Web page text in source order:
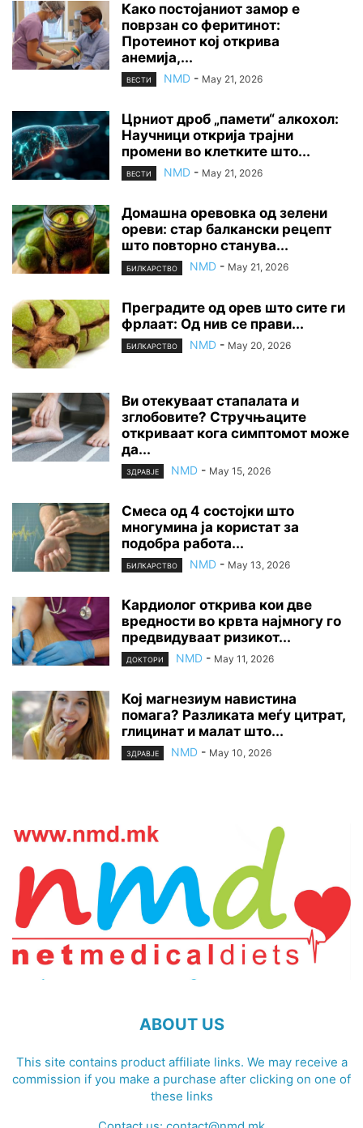
Како постојаниот замор е
поврзан со феритинот:
Протеинот кој открива
анемија,...
ВЕСТИ NMD - May 21, 2026
Црниот дроб „памети“ алкохол:
Научници открија трајни
промени во клетките што...
ВЕСТИ NMD - May 21, 2026
Домашна оревовка од зелени
ореви: стар балкански рецепт
што повторно станува...
БИЛКАРСТВО NMD - May 21, 2026
Преградите од орев што сите ги
фрлаат: Од нив се прави...
БИЛКАРСТВО NMD - May 20, 2026
Ви отекуваат стапалата и
зглобовите? Стручњаците
откриваат кога симптомот може
да...
ЗДРАВЈЕ NMD - May 15, 2026
Смеса од 4 состојки што
многумина ја користат за
подобра работа...
БИЛКАРСТВО NMD - May 13, 2026
Кардиолог открива кои две
вредности во крвта најмногу го
предвидуваат ризикот...
ДОКТОРИ NMD - May 11, 2026
Кој магнезиум навистина
помага? Разликата меѓу цитрат,
глицинат и малат што...
ЗДРАВЈЕ NMD - May 10, 2026
ABOUT US
This site contains product affiliate links. We may receive a
commission if you make a purchase after clicking on one of
these links